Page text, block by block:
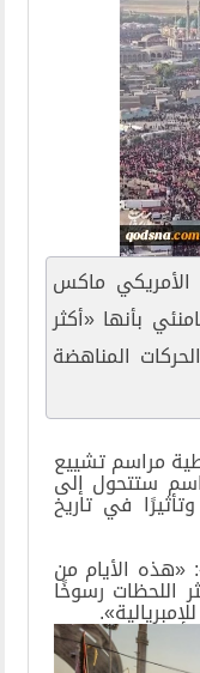
ماكس
بأنها «أكثر
المناهضة
مراسم تشييع
ستتحول إلى
في تاريخ
الأيام من
اللحظات رسوخًا